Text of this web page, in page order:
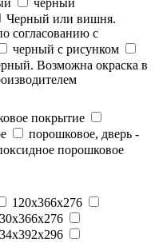
Черный или вишня.
согласованию с
черный с рисунком
Возможна окраска в
покрытие
порошковое, дверь -
порошковое
120x366x276